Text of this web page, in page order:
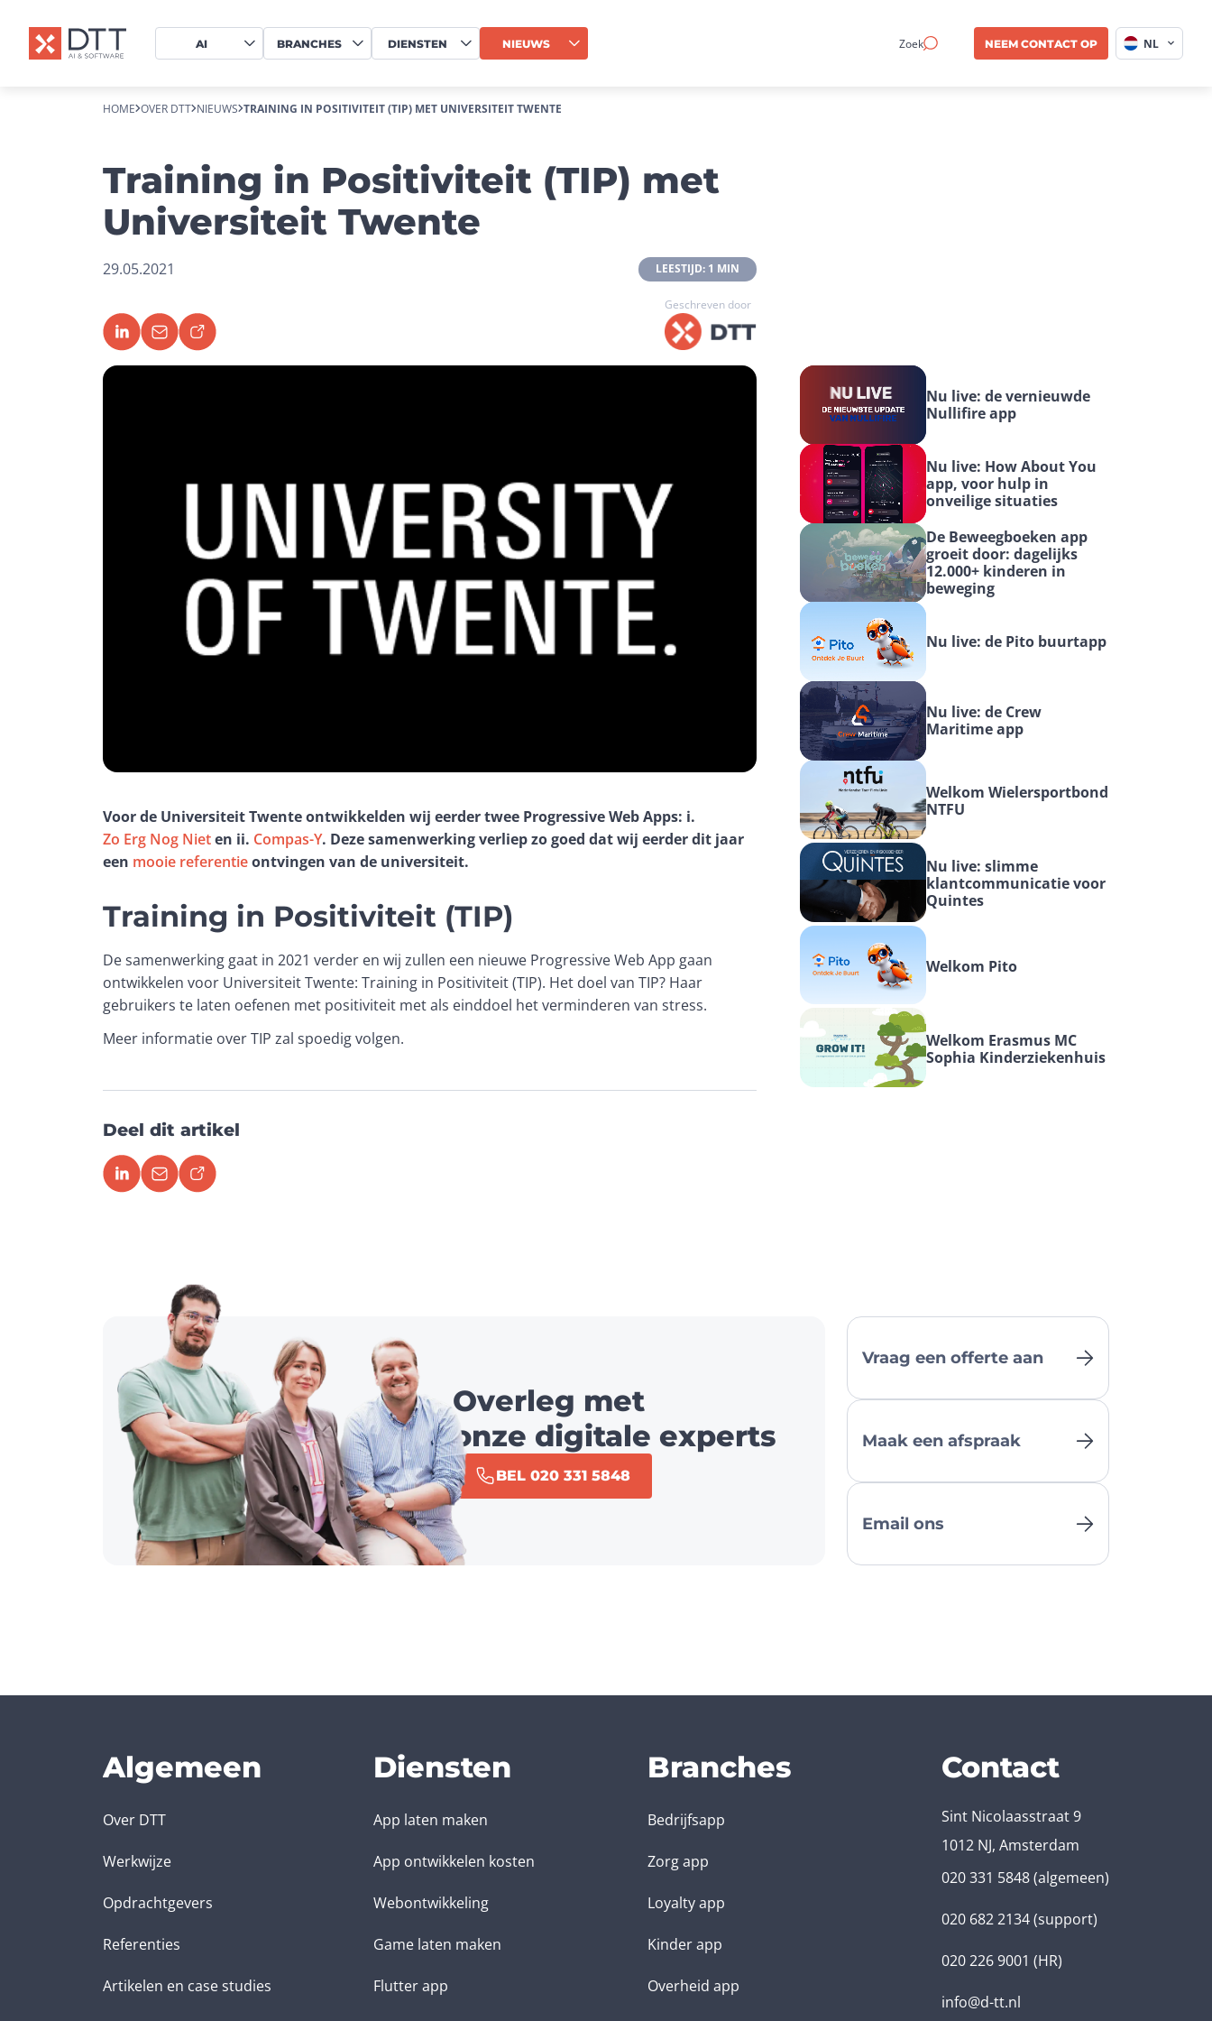
AI BRANCHES DIENSTEN NIEUWS Zoek NEEM CONTACT OP NL
HOME OVER DTT NIEUWS TRAINING IN POSITIVITEIT (TIP) MET UNIVERSITEIT TWENTE
Training in Positiviteit (TIP) met
Universiteit Twente
29.05.2021 LEESTIJD: 1 MIN
Geschreven door
Voor de Universiteit Twente ontwikkelden wij eerder twee Progressive Web Apps: i.
Zo Erg Nog Nieten ii. Compas-Y. Deze samenwerking verliep zo goed datwij eerder dit jaar
een mooie referentieontvingen van de universiteit.
Training in Positiviteit (TIP)
De samenwerking gaat in 2021 verder en wij zullen een nieuwe Progressive Web App gaan
ontwikkelen voor Universiteit Twente: Training in Positiviteit (TIP). Het doel van TIP? Haar
gebruikers te laten oefenen met positiviteit met als einddoel het verminderen van stress.
Meer informatie over TIP zal spoedig volgen.
Deel dit artikel
Nu live: de vernieuwde
Nullifire app
Nu live: How About You
app, voor hulp in
onveilige situaties
De Beweegboeken app
groeit door: dagelijks
12.000+ kinderen in
beweging
Nu live: de Pito buurtapp
Nu live: de Crew
Maritime app
Welkom Wielersportbond
NTFU
Nu live: slimme
klantcommunicatie voor
Quintes
Welkom Pito
Welkom Erasmus MC
Sophia Kinderziekenhuis
Overleg met
onze digitale experts
BEL 020 331 5848
Vraag een offerte aan
Maak een afspraak
Email ons
Algemeen
Over DTT
Werkwijze
Opdrachtgevers
Referenties
Artikelen en case studies
Diensten
App laten maken
App ontwikkelen kosten
Webontwikkeling
Game laten maken
Flutter app
Branches
Bedrijfsapp
Zorg app
Loyalty app
Kinder app
Overheid app
Contact
Sint Nicolaasstraat 9
1012 NJ, Amsterdam
020 331 5848(algemeen)
020 682 2134(support)
020 226 9001 (HR)
info@d-tt.nl